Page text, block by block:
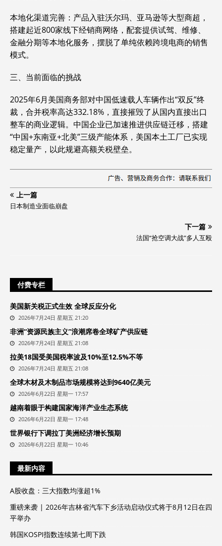
‌本地化渠道完善‌：产品入驻沃尔玛、亚马逊等大型商超，
搭建起近800家线下经销商网络，配套提供试驾、维修、
金融分期等本地化服务，摆脱了单纯依赖跨境电商的销售
模式。
三、当前面临的挑战
2025年6月美国商务部对中国低速载人车辆作出“双反”终
裁，合并税率高达332.18%，直接摧毁了从国内直接出口
整车的商业逻辑。中国企业已加速推进供应链迁移，搭建
“中国+东南亚+北美”三级产能体系，美国本土工厂已实现
稳定量产，以此规避高额关税壁垒。
上一篇
日本制造业面临崩盘
下一篇
法国“抢空调大战”多人互殴
付费专栏
美国新关税正式生效 全球反应分化
2026年7月24日 星期五 21:20
非洲“资源民族主义”浪潮席卷全球矿产供应链
2026年7月24日 星期五 21:08
拉美18国受美国税率波及10%至12.5%不等
2026年7月24日 星期五 21:08
全球木材及木制品市场规模将达到9640亿美元
2026年6月22日 星期一 17:57
越南着眼于构建国家海洋产业生态系统
2026年6月22日 星期一 17:48
世界银行下调拉丁美洲经济增长预期
2026年6月22日 星期一 10:46
最新内容
A股收盘：三大指数均涨超1%
重磅来袭 | 2026年吉林省汽车下乡活动启动仪式将于8月12日在四
平举办
韩国KOSPI指数连续第七周下跌